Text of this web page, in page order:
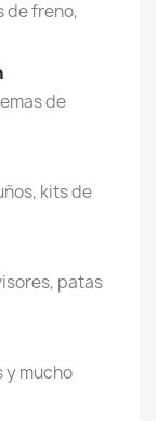
de freno,
de
kits de
patas
y mucho